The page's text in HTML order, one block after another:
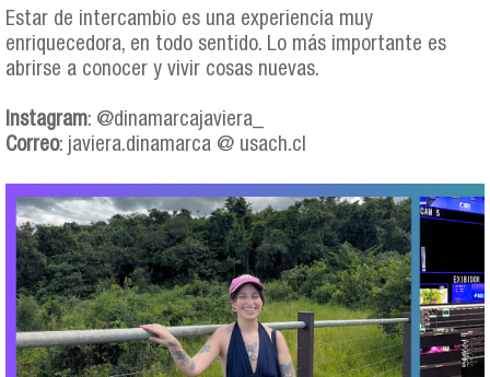
Estar de intercambio es una experiencia muy
enriquecedora, en todo sentido. Lo más importante es
abrirse a conocer y vivir cosas nuevas.
Instagram: @dinamarcajaviera_
Correo: javiera.dinamarca @ usach.cl
javiera_dinamarca_collage.png